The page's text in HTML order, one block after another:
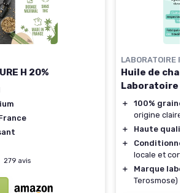
H 20%
279 avis
LABORATOIRE
Huile de
Laboratoire
＋
100%
origine claire
＋
Haute qualité
＋
Conditionné
locale et
＋
Marque
Terosmose)